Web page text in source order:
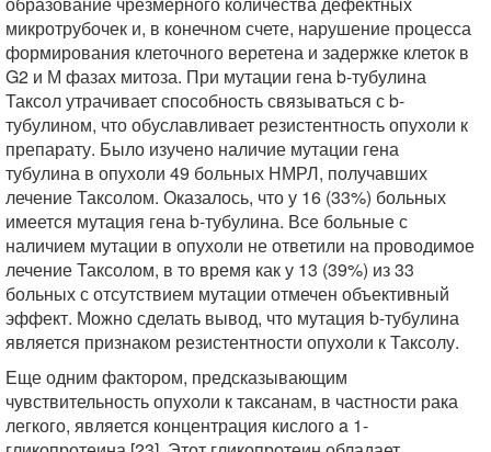
микротрубочек и, в конечном счете, нарушение процесса
формирования клеточного веретена и задержке клеток в
G2 и М фазах митоза. При мутации гена b-тубулина
Таксол утрачивает способность связываться с b-
тубулином, что обуславливает резистентность опухоли к
препарату. Было изучено наличие мутации гена
тубулина в опухоли 49 больных НМРЛ, получавших
лечение Таксолом. Оказалось, что у 16 (33%) больных
имеется мутация гена b-тубулина. Все больные с
наличием мутации в опухоли не ответили на проводимое
лечение Таксолом, в то время как у 13 (39%) из 33
больных с отсутствием мутации отмечен объективный
эффект. Можно сделать вывод, что мутация b-тубулина
является признаком резистентности опухоли к Таксолу.
Еще одним фактором, предсказывающим
чувствительность опухоли к таксанам, в частности рака
легкого, является концентрация кислого a 1-